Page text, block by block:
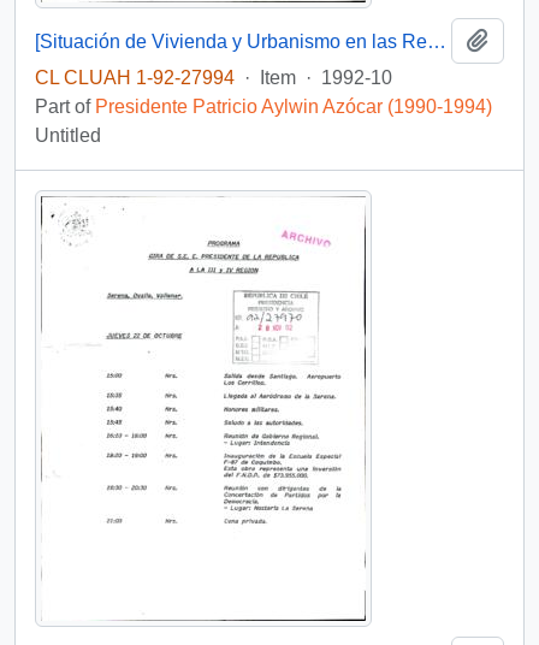
[Situación de Vivienda y Urbanismo en las Regiones III y IV]
CL CLUAH 1-92-27994 · Item · 1992-10
Part of Presidente Patricio Aylwin Azócar (1990-1994)
Untitled